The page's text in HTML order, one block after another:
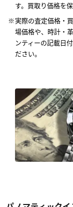
す。買取り価格を
実際の査定価格・
場価格や、時計・
ンティーの記載日
ださい。